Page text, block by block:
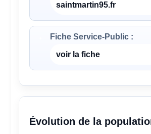
saintmartin95.fr
Fiche Service-Public :
voir la fiche
Évolution de la